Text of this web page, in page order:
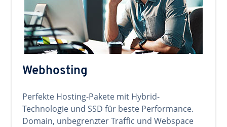
Webhosting
Perfekte Hosting-Pakete mit Hybrid-
Technologie und SSD für beste Performance.
Domain, unbegrenzter Traffic und Webspace